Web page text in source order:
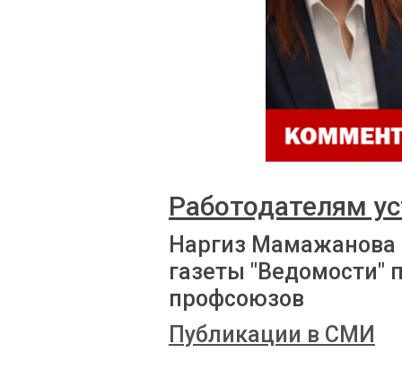
Работодателям
Наргиз Мамажанова
газеты "Ведомости"
профсоюзов
Публикации в СМИ